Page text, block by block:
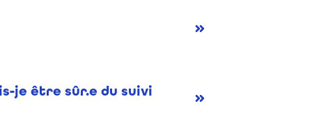
je être sûr.e du suivi